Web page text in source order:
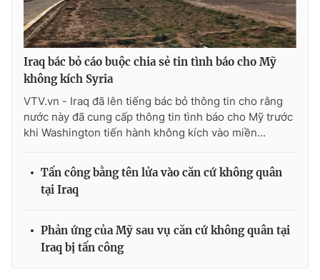
Thị trường 24h Tấm lòng Việt
VTV4 Vươn mình bằng AI
VTV9 VTV8
THỜI BÁO VTV
Iraq bác bỏ cáo buộc chia sẻ tin tình báo cho Mỹ
không kích Syria
VTV.vn - Iraq đã lên tiếng bác bỏ thông tin cho rằng
nước này đã cung cấp thông tin tình báo cho Mỹ trước
khi Washington tiến hành không kích vào miền...
Tấn công bằng tên lửa vào căn cứ không quân
tại Iraq
Phản ứng của Mỹ sau vụ căn cứ không quân tại
Iraq bị tấn công